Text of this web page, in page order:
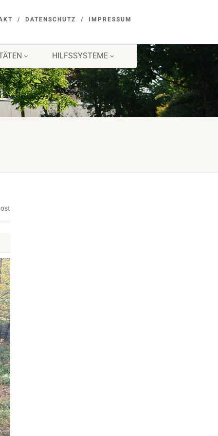
DATENSCHUTZ IMPRESSUM
HILFSSYSTEME